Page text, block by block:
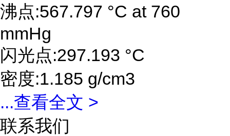
沸点:567.797 °C at 760
mmHg
闪光点:297.193 °C
密度:1.185 g/cm3
...查看全文 >
联系我们